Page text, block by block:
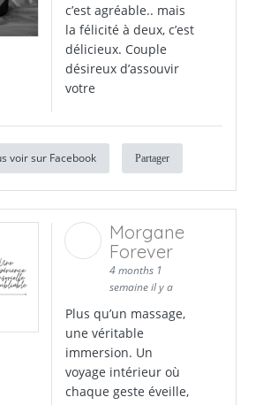
c’est agréable.. mais
la félicité à deux, c’est
délicieux. Couple
désireux d’assouvir
votre
voir sur Facebook Partager
Morgane
Forever
4 months 1
semaine il y a
Plus qu’un massage,
une véritable
immersion. Un
voyage intérieur où
chaque geste éveille,